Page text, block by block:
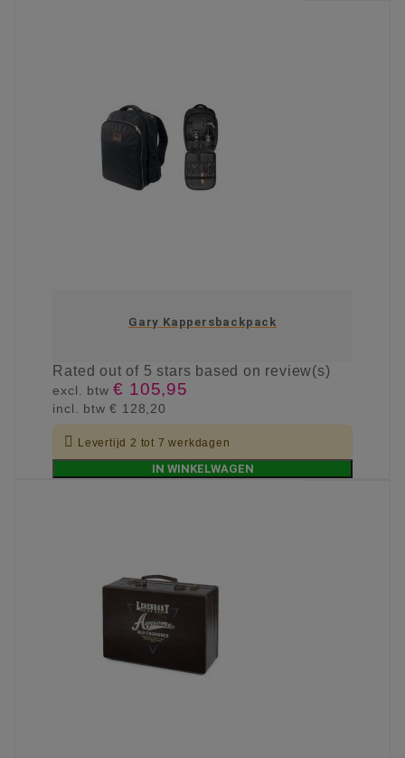
Gary Kappersbackpack
Ratedout of 5 stars based on review(s)
excl. btw€ 105,95
incl. btw€ 128,20
 Levertijd 2 tot 7 werkdagen
IN WINKELWAGEN